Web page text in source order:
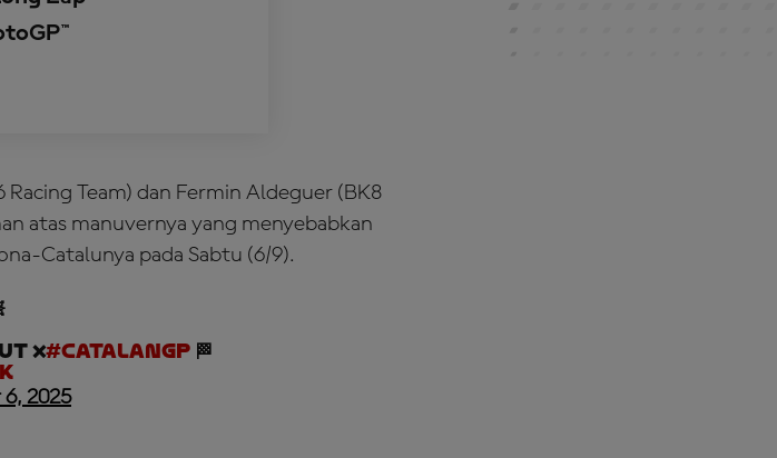
Team) dan Fermin Aldeguer (BK8
atas manuvernya yang menyebabkan
Catalunya pada Sabtu (6/9).
❌#CatalanGP 🏁
2025